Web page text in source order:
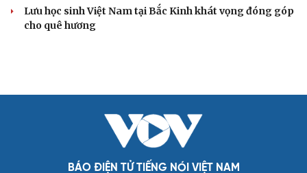
vong do động đất tại Nhật Bản
Cộng đồng người Việt tỏa sáng tại Festival các dân tộc
thiểu số Cộng hòa Séc
Lưu học sinh Việt Nam tại Bắc Kinh khát vọng đóng góp